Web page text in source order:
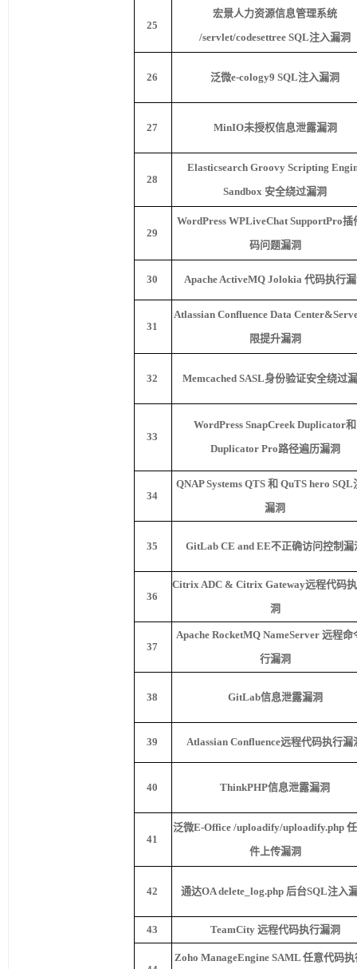
25
宏景人力资源信息管理系统
/servlet/codesettree SQL注入漏洞
26 泛微e-cology9 SQL注入漏洞
27 MinIO未授权信息泄露漏洞
28
Elasticsearch Groovy Scripting
Sandbox 安全绕过漏洞
29
WordPress WPLiveChat SupportPro插
码问题漏洞
30 Apache ActiveMQ Jolokia 代码执行
31
Atlassian Confluence Data
限提升漏洞
32 Memcached SASL身份验证安全绕过
33
WordPress SnapCreek Duplicator和
Duplicator Pro路径遍历漏洞
34
QNAP Systems QTS和 QuTS hero SQL
漏洞
35 GitLab CE and EE不正确访问控制漏
36
Citrix ADC & Citrix Gateway远程代码
洞
37
Apache RocketMQ NameServer远程命
行漏洞
38 GitLab信息泄露漏洞
39 Atlassian Confluence远程代码执行漏
40 ThinkPHP信息泄露漏洞
41
泛微E-Office /uploadify/uploadify.php
件上传漏洞
42 通达OA delete_log.php 后台SQL注入
43 TeamCity 远程代码执行漏洞
Zoho ManageEngine SAML任意代码